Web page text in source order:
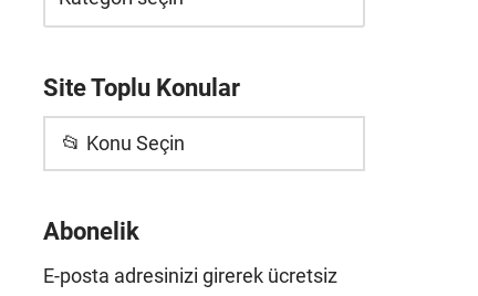
Site Toplu Konular
📂 Konu Seçin
Abonelik
E-posta adresinizi girerek ücretsiz